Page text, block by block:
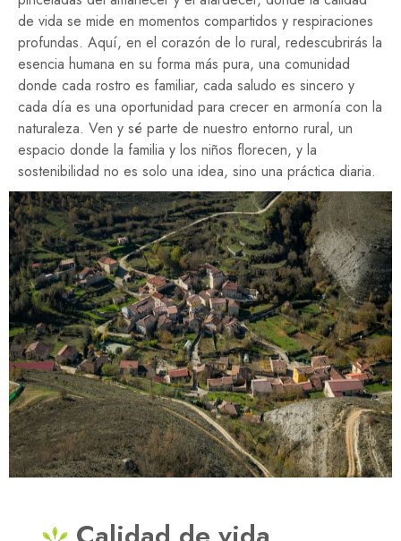
de vida se mide en momentos compartidos y respiraciones
profundas. Aquí, en el corazón de lo rural, redescubrirás la
esencia humana en su forma más pura, una comunidad
donde cada rostro es familiar, cada saludo es sincero y
cada día es una oportunidad para crecer en armonía con la
naturaleza. Ven y sé parte de nuestro entorno rural, un
espacio donde la familia y los niños florecen, y la
sostenibilidad no es solo una idea, sino una práctica diaria.